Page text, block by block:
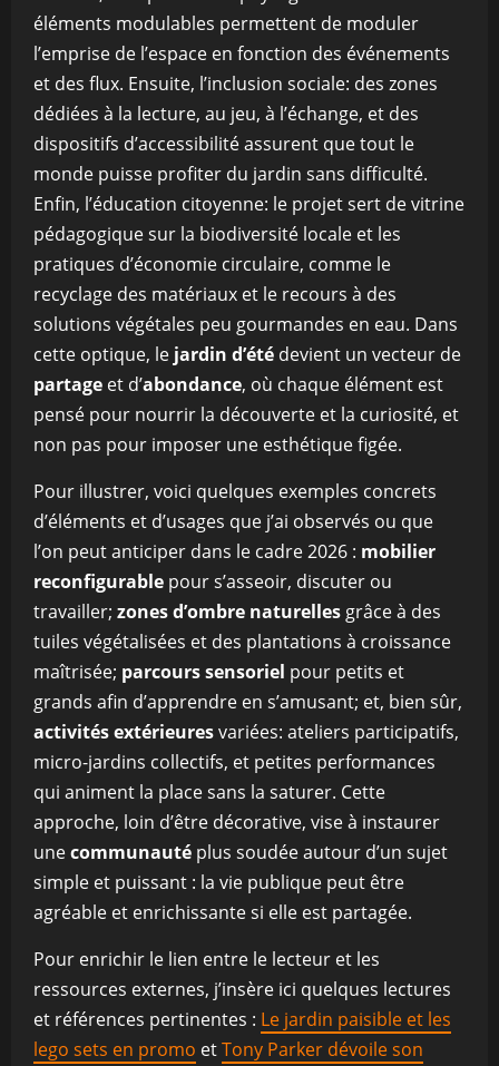
éléments modulables permettent de moduler
l’emprise de l’espace en fonction des événements
et des flux. Ensuite, l’inclusion sociale: des zones
dédiées à la lecture, au jeu, à l’échange, et des
dispositifs d’accessibilité assurent que tout le
monde puisse profiter du jardin sans difficulté.
Enfin, l’éducation citoyenne: le projet sert de vitrine
pédagogique sur la biodiversité locale et les
pratiques d’économie circulaire, comme le
recyclage des matériaux et le recours à des
solutions végétales peu gourmandes en eau. Dans
cette optique, le jardin d’été devient un vecteur de
partage et d’abondance, où chaque élément est
pensé pour nourrir la découverte et la curiosité, et
non pas pour imposer une esthétique figée.
Pour illustrer, voici quelques exemples concrets
d’éléments et d’usages que j’ai observés ou que
l’on peut anticiper dans le cadre 2026 : mobilier
reconfigurable pour s’asseoir, discuter ou
travailler; zones d’ombre naturelles grâce à des
tuiles végétalisées et des plantations à croissance
maîtrisée; parcours sensoriel pour petits et
grands afin d’apprendre en s’amusant; et, bien sûr,
activités extérieuresvariées: ateliers participatifs,
micro-jardins collectifs, et petites performances
qui animent la place sans la saturer. Cette
approche, loin d’être décorative, vise à instaurer
unecommunauté plus soudée autour d’un sujet
simple et puissant : la vie publique peut être
agréable et enrichissante si elle est partagée.
Pour enrichir le lien entre le lecteur et les
ressources externes, j’insère ici quelques lectures
et références pertinentes : Le jardin paisible et les
lego sets en promo etTony Parker dévoile son